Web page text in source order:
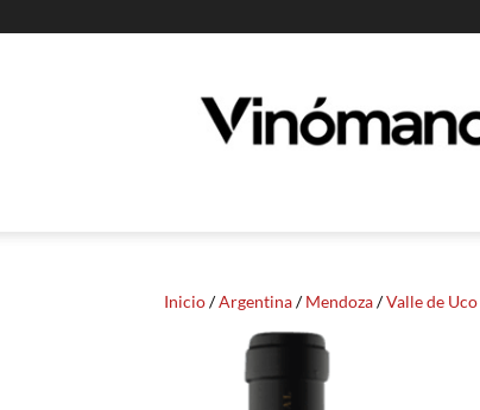
Vinomanos
Inicio/Argentina/Mendoza/Valle de Uco